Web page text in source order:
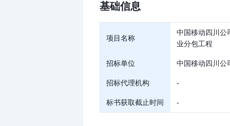
基础信息
项目名称
中国移动四川公
业分包工程
招标单位 中国移动四川公
招标代理机构 -
标书获取截止时间 -